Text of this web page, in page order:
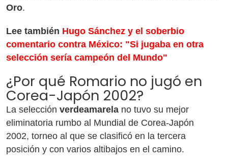
Oro.
Lee también Hugo Sánchez y el soberbio
comentario contra México: "Si jugaba en otra
selección sería campeón del Mundo"
¿Por qué Romario no jugó en
Corea-Japón 2002?
La selección verdeamarela no tuvo su mejor
eliminatoria rumbo al Mundial de Corea-Japón
2002, torneo al que se clasificó en la tercera
posición y con varios altibajos en el camino.